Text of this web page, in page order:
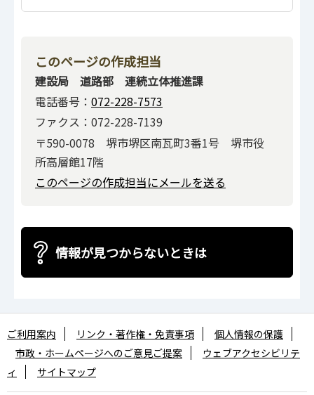
このページの作成担当
建設局 道路部 連続立体推進課
電話番号： 072-228-7573
ファクス：072-228-7139
〒590-0078 堺市堺区南瓦町3番1号 堺市役
所高層館17階
このページの作成担当にメールを送る
情報が見つからないときは
ご利用案内 リンク・著作権・免責事項
個人情報の保護
市政・ホームページへのご意見ご提案
ウェブアクセシビリテ
ィ
サイトマップ